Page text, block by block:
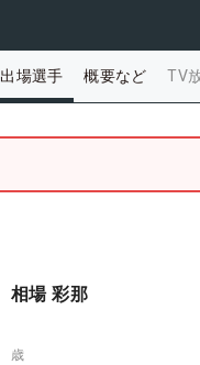
出場選手 概要など TV
相場 彩那
歳